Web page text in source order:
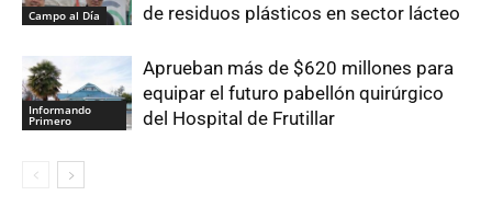
Campo al Día
de residuos plásticos en sector lácteo
Informando
Primero
Aprueban más de $620 millones para
equipar el futuro pabellón quirúrgico
del Hospital de Frutillar